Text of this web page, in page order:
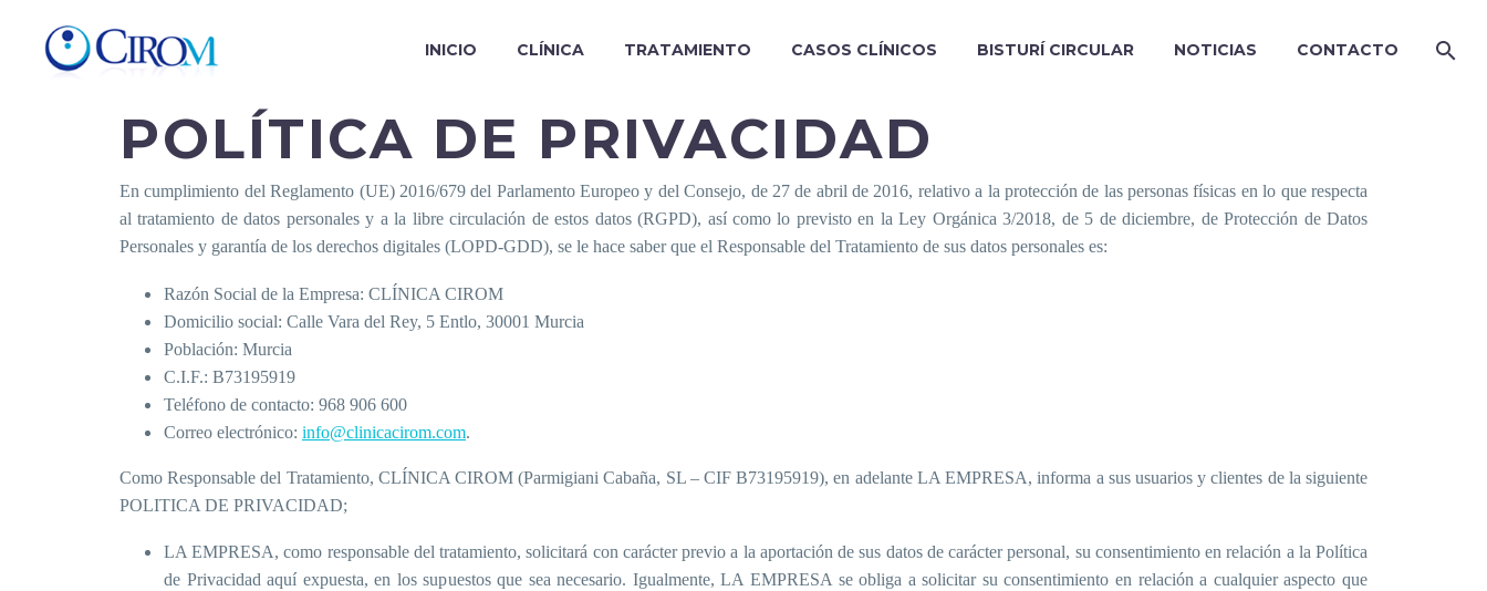
INICIO CLÍNICA TRATAMIENTO CASOS CLÍNICOS BISTURÍ CIRCULAR NOTICIAS CONTACTO
POLÍTICA DE PRIVACIDAD
En cumplimiento del Reglamento (UE) 2016/679 del Parlamento Europeo y del Consejo, de 27 de abril de 2016, relativo a la protección de las personas físicas en lo que respecta
al tratamiento de datos personales y a la libre circulación de estos datos (RGPD), así como lo previsto en la Ley Orgánica 3/2018, de 5 de diciembre, de Protección de Datos
Personales y garantía de los derechos digitales (LOPD-GDD), se le hace saber que el Responsable del Tratamiento de sus datos personales es:
Razón Social de la Empresa: CLÍNICA CIROM
Domicilio social: Calle Vara del Rey, 5 Entlo, 30001 Murcia
Población: Murcia
C.I.F.: B73195919
Teléfono de contacto: 968 906 600
Correo electrónico: info@clinicacirom.com.
Como Responsable del Tratamiento, CLÍNICA CIROM (Parmigiani Cabaña, SL – CIF B73195919), en adelante LA EMPRESA, informa a sus usuarios y clientes de la siguiente
POLITICA DE PRIVACIDAD;
LA EMPRESA, como responsable del tratamiento, solicitará con carácter previo a la aportación de sus datos de carácter personal, su consentimiento en relación a la Política
de Privacidad aquí expuesta, en los supuestos que sea necesario. Igualmente, LA EMPRESA se obliga a solicitar su consentimiento en relación a cualquier aspecto que